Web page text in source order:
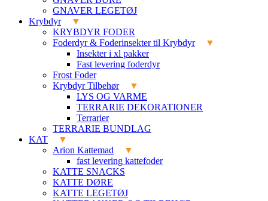
GNAVER LEGETØJ
Krybdyr
KRYBDYR FODER
Foderdyr & Foderinsekter til Krybdyr
Insekter i xl pakker
Fast levering foderdyr
Frost Foder
Krybdyr Tilbehør
LYS OG VARME
TERRARIE DEKORATIONER
Terrarier
TERRARIE BUNDLAG
KAT
Arion Kattemad
fast levering kattefoder
KATTE SNACKS
KATTE DØRE
KATTE LEGETØJ